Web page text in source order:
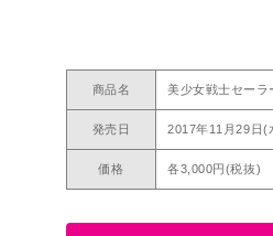
商品名 美少女戦士セーラ
発売日 2017年11月29日(
価格 各3,000円(税抜)